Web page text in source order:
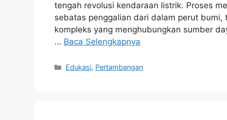
tengah revolusi kendaraan listrik. Proses
sebatas penggalian dari dalam perut
kompleks yang menghubungkan sumber
… Baca Selengkapnya
Kategori
Edukasi, Pertambangan